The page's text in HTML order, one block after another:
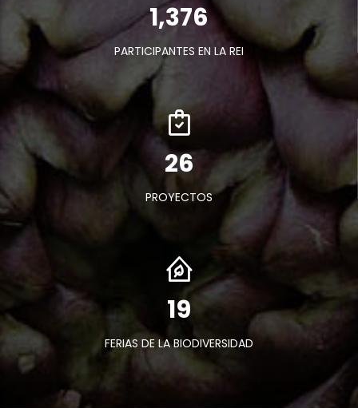
1,589
PARTICIPANTES EN LA REI
30
PROYECTOS
22
FERIAS DE LA BIODIVERSIDAD